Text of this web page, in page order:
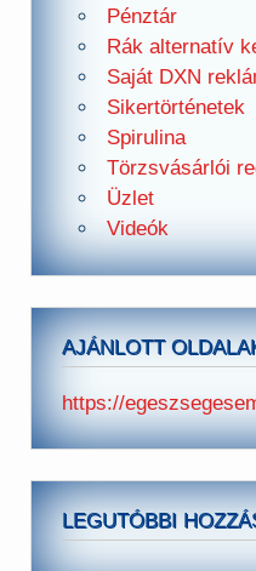
Pénztár
Rák alternatív
Saját DXN
Sikertörténetek
Spirulina
Törzsvásárlói
Üzlet
Videók
AJÁNLOTT
https://
LEGUTÓBBI